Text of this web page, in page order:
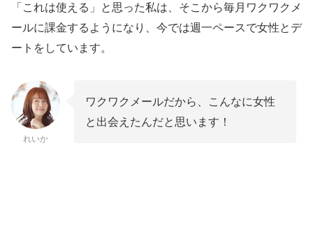
「これは使える」と思った私は、そこから毎月ワクワクメ
ールに課金するようになり、今では週一ペースで女性とデ
ートをしています。
れいか
ワクワクメールだから、こんなに女性
と出会えたんだと思います！